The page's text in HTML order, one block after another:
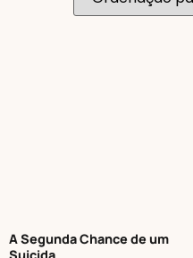
A Segunda Chance de um